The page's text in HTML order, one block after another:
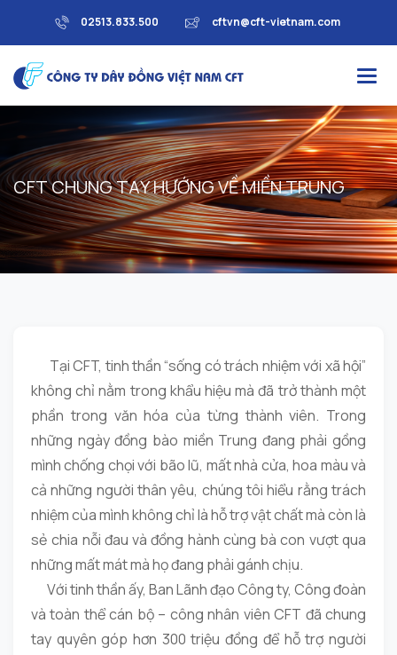
02513.833.500 cftvn@cft-vietnam.com
CFTCHUNGTAYHƯỚNGVỀMIỀNTRUNG
Tại CFT, tinh thần “sống có trách nhiệm với xã hội”
không chỉ nằm trong khẩu hiệu mà đã trở thành một
phần trong văn hóa của từng thành viên. Trong
những ngày đồng bào miền Trung đang phải gồng
mình chống chọi với bão lũ, mất nhà cửa, hoa màu và
cả những người thân yêu, chúng tôi hiểu rằng trách
nhiệm của mình không chỉ là hỗ trợ vật chất mà còn là
sẻ chia nỗi đau và đồng hành cùng bà con vượt qua
những mất mát mà họ đang phải gánh chịu.
Với tinh thần ấy, Ban Lãnh đạo Công ty, Công đoàn
và toàn thể cán bộ – công nhân viên CFT đã chung
tay quyên góp hơn 300 triệu đồng để hỗ trợ người